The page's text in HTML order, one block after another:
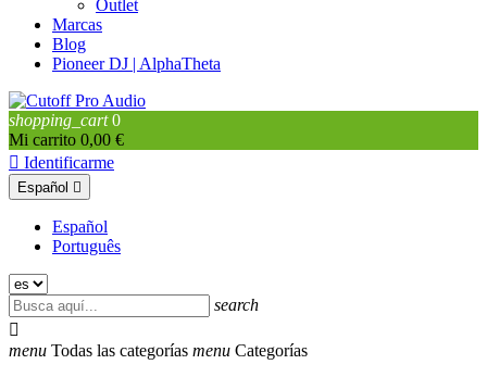
Outlet
Marcas
Blog
Pioneer DJ | AlphaTheta
shopping_cart 0
Mi carrito 0,00 €
 Identificarme
Español 
Español
Português
search

menu Todas las categorías menu Categorías